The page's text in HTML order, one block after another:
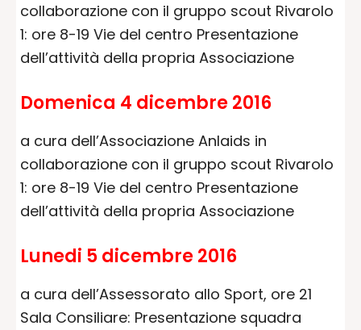
collaborazione con il gruppo scout Rivarolo
1: ore 8-19 Vie del centro Presentazione
dell’attività della propria Associazione
Domenica 4 dicembre 2016
a cura dell’Associazione Anlaids in
collaborazione con il gruppo scout Rivarolo
1: ore 8-19 Vie del centro Presentazione
dell’attività della propria Associazione
Lunedi 5 dicembre 2016
a cura dell’Assessorato allo Sport, ore 21
Sala Consiliare: Presentazione squadra